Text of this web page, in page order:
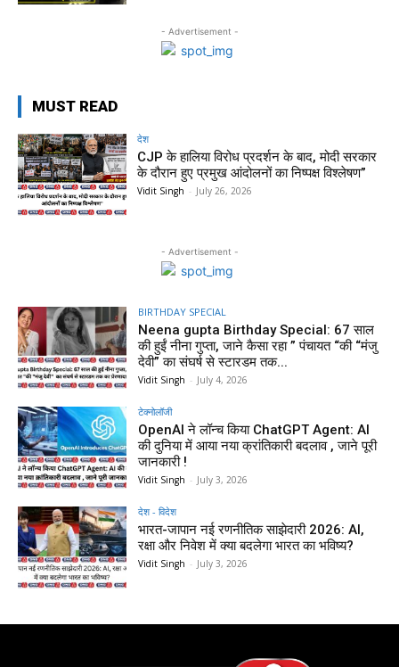
- Advertisement -
MUST READ
देश
CJP के हालिया विरोध प्रदर्शन के बाद, मोदी सरकार
के दौरान हुए प्रमुख आंदोलनों का निष्पक्ष विश्लेषण”
Vidit Singh - July 26, 2026
- Advertisement -
BIRTHDAY SPECIAL
Neena gupta Birthday Special: 67 साल
की हुईं नीना गुप्ता, जाने कैसा रहा ” पंचायत “की “मंजु
देवी” का संघर्ष से स्टारडम तक...
Vidit Singh - July 4, 2026
टेक्नोलॉजी
OpenAI ने लॉन्च किया ChatGPT Agent: AI
की दुनिया में आया नया क्रांतिकारी बदलाव , जाने पूरी
जानकारी !
Vidit Singh - July 3, 2026
देश - विदेश
भारत-जापान नई रणनीतिक साझेदारी 2026: AI,
रक्षा और निवेश में क्या बदलेगा भारत का भविष्य?
Vidit Singh - July 3, 2026